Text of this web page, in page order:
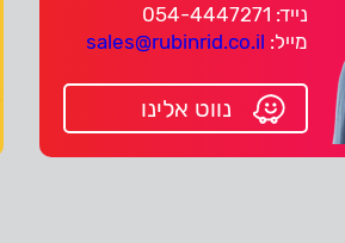
נייד: 054-4447271
מייל: sales@rubinrid.co.il
נווט אלינו